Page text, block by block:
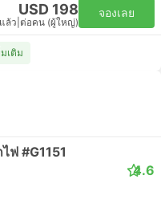
USD 198
ล้ว ต่อคน (ผู้ใหญ่)
จองเลย
เติม
ฟ #G1151
4.6